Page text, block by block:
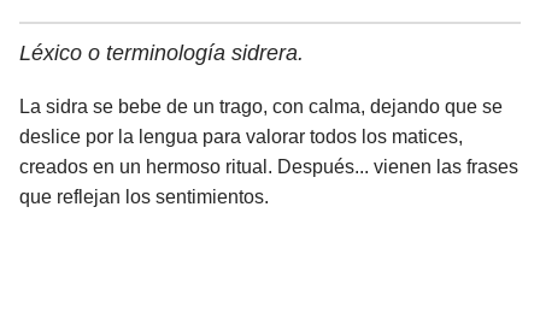
Léxico o terminología sidrera.
La sidra se bebe de un trago, con calma, dejando que se
deslice por la lengua para valorar todos los matices,
creados en un hermoso ritual. Después... vienen las frases
que reflejan los sentimientos.